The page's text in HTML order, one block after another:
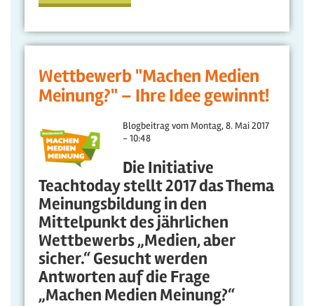
Wettbewerb "Machen Medien
Meinung?" – Ihre Idee gewinnt!
Blogbeitrag vom Montag, 8. Mai 2017
- 10:48
Die Initiative
Teachtoday stellt 2017 das Thema
Meinungsbildung in den
Mittelpunkt des jährlichen
Wettbewerbs „Medien, aber
sicher.“ Gesucht werden
Antworten auf die Frage
„Machen Medien Meinung?“